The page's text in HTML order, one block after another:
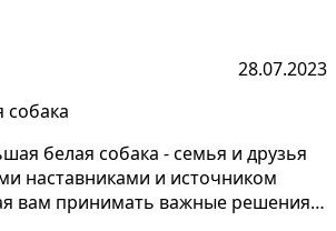
28.07.2023
белая собака - семья и друзья
наставниками и источником
вам принимать важные решения и